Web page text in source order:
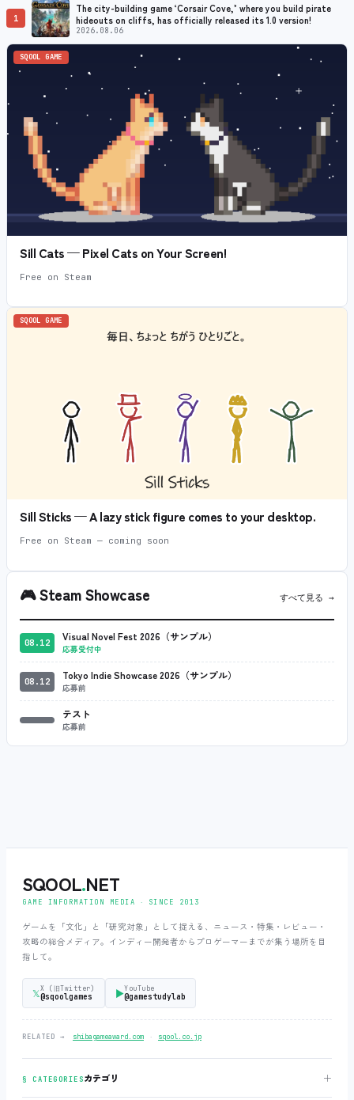
1
The city-building game ‘Corsair Cove,’ where you build pirate
hideouts on cliffs, has officially released its 1.0 version!
2026.08.06
SQOOL GAME
Sill Cats — Pixel Cats on Your Screen!
Free on Steam
SQOOL GAME
Sill Sticks — A lazy stick figure comes to your desktop.
Free on Steam — coming soon
🎮Steam Showcase すべて見る →
08.12 Visual Novel Fest 2026（サンプル）
応募受付中
08.12 Tokyo Indie Showcase 2026（サンプル）
応募前
テスト
応募前
SQOOL.NET
GAME INFORMATION MEDIA ‧ SINCE 2013
ゲームを「文化」と「研究対象」として捉える、ニュース・特集・レビュー・
攻略の総合メディア。インディー開発者からプロゲーマーまでが集う場所を目
指して。
𝕏X (旧Twitter)
@sqoolgames ▶YouTube
@gamestudylab
RELATED → shibagameaward.com ‧ sqool.co.jp
§ CATEGORIESカテゴリ ＋